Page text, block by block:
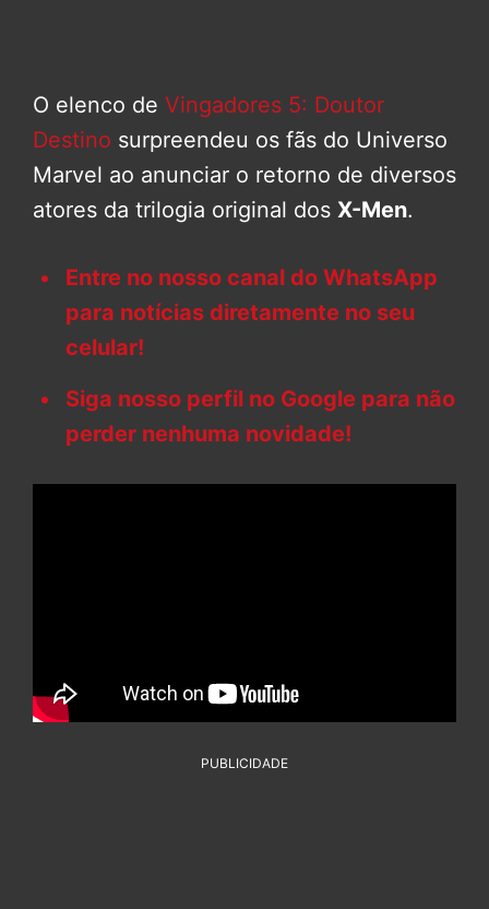
O elenco de Vingadores 5: Doutor
Destino surpreendeu os fãs do Universo
Marvel ao anunciar o retorno de diversos
atores da trilogia original dos X-Men.
Entre no nosso canal do WhatsApp
para notícias diretamente no seu
celular!
Siga nosso perfil no Google para não
perder nenhuma novidade!
PUBLICIDADE